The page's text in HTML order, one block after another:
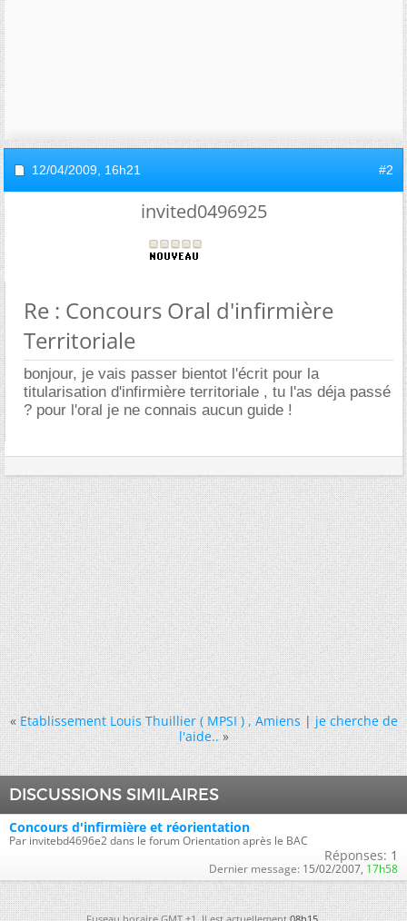
12/04/2009, 16h21 #2
invited0496925
Re : Concours Oral d'infirmière
Territoriale
bonjour, je vais passer bientot l'écrit pour la
titularisation d'infirmière territoriale , tu l'as déja passé
? pour l'oral je ne connais aucun guide !
« Etablissement Louis Thuillier ( MPSI ) , Amiens|je cherche de
l'aide.. »
DISCUSSIONS SIMILAIRES
Concours d'infirmière et réorientation
Par invitebd4696e2 dans le forum Orientation après le BAC
Réponses: 1
Dernier message: 15/02/2007, 17h58